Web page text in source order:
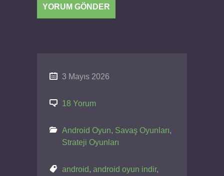
3 Mayıs 2026
18 Yorum
Android Oyun, Savaş Oyunları,
Strateji Oyunları
android, android oyun indir,